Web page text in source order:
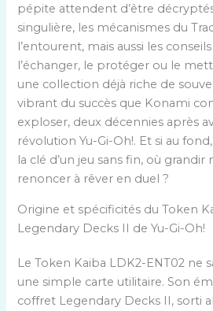
pépite attendent d’être
singulière, les mécanismes du
l’entourent, mais aussi les
l’échanger, le protéger ou le
une collection déjà riche de
vibrant du succès que Konami
exploser, deux décennies après
révolution Yu-Gi-Oh!. Et si au
la clé d’un jeu sans fin, où grandir
renoncer à rêver en duel ?
Origine et spécificités du Token
Legendary Decks II de Yu-Gi-Oh!
Le Token Kaiba LDK2-ENT02 ne
une simple carte utilitaire. Son
coffret Legendary Decks II, sorti